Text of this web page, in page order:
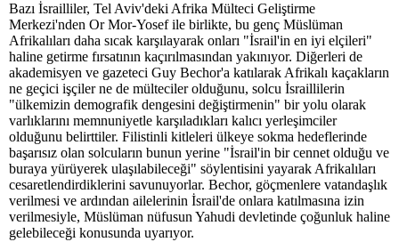
Bazı İsrailliler, Tel Aviv'deki Afrika Mülteci Geliştirme
Merkezi'nden Or Mor-Yosef ile birlikte, bu genç Müslüman
Afrikalıları daha sıcak karşılayarak onları "İsrail'in en iyi elçileri"
haline getirme fırsatının kaçırılmasından yakınıyor. Diğerleri de
akademisyen ve gazeteci Guy Bechor'a katılarak Afrikalı kaçakların
ne geçici işçiler ne de mülteciler olduğunu, solcu İsraillilerin
"ülkemizin demografik dengesini değiştirmenin" bir yolu olarak
varlıklarını memnuniyetle karşıladıkları kalıcı yerleşimciler
olduğunu belirttiler. Filistinli kitleleri ülkeye sokma hedeflerinde
başarısız olan solcuların bunun yerine "İsrail'in bir cennet olduğu ve
buraya yürüyerek ulaşılabileceği" söylentisini yayarak Afrikalıları
cesaretlendirdiklerini savunuyorlar. Bechor, göçmenlere vatandaşlık
verilmesi ve ardından ailelerinin İsrail'de onlara katılmasına izin
verilmesiyle, Müslüman nüfusun Yahudi devletinde çoğunluk haline
gelebileceği konusunda uyarıyor.